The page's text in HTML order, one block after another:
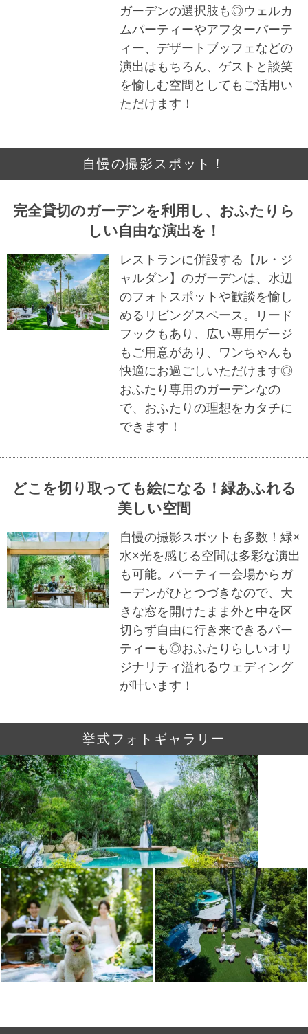
ガーデンの選択肢も◎ウェルカ
ムパーティーやアフターパーテ
ィー、デザートブッフェなどの
演出はもちろん、ゲストと談笑
を愉しむ空間としてもご活用い
ただけます！
自慢の撮影スポット！
完全貸切のガーデンを利用し、おふたりら
しい自由な演出を！
レストランに併設する【ル・ジ
ャルダン】のガーデンは、水辺
のフォトスポットや歓談を愉し
めるリビングスペース。リード
フックもあり、広い専用ゲージ
もご用意があり、ワンちゃんも
快適にお過ごしいただけます◎
おふたり専用のガーデンなの
で、おふたりの理想をカタチに
できます！
どこを切り取っても絵になる！緑あふれる
美しい空間
自慢の撮影スポットも多数！緑×
水×光を感じる空間は多彩な演出
も可能。パーティー会場からガ
ーデンがひとつづきなので、大
きな窓を開けたまま外と中を区
切らず自由に行き来できるパー
ティーも◎おふたりらしいオリ
ジナリティ溢れるウェディング
が叶います！
挙式フォトギャラリー